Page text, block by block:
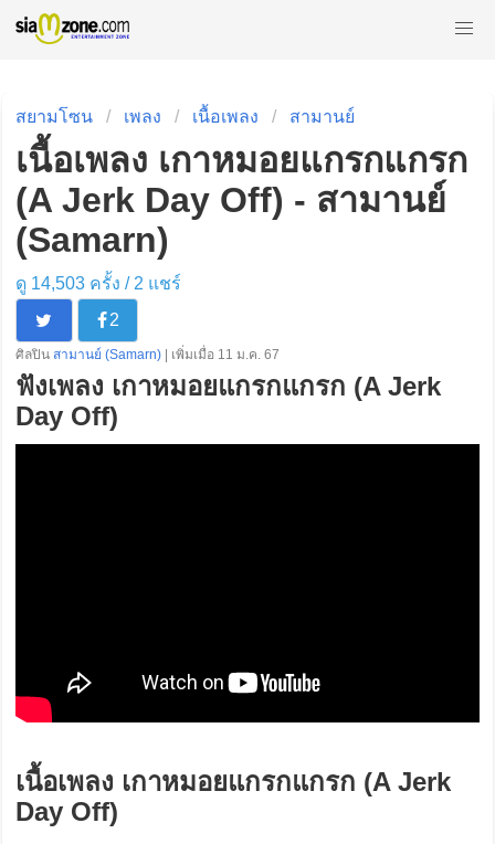
สยามโซน เพลง เนื้อเพลง สามานย์
เนื้อเพลง เกาหมอยแกรกแกรก
(A Jerk Day Off) - สามานย์
(Samarn)
ดู 14,503 ครั้ง / 2 แชร์
2
ศิลปิน สามานย์ (Samarn) | เพิ่มเมื่อ 11 ม.ค. 67
ฟังเพลง เกาหมอยแกรกแกรก (A Jerk
Day Off)
เนื้อเพลง เกาหมอยแกรกแกรก (A Jerk
Day Off)